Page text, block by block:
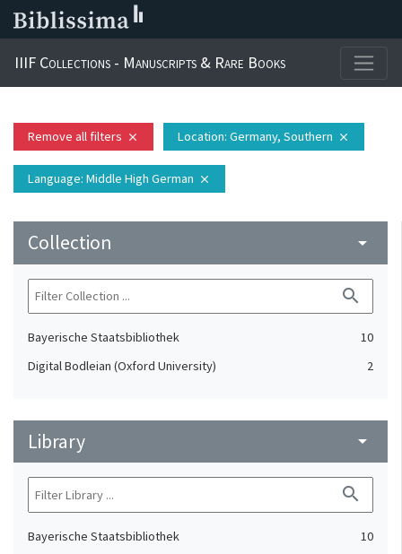
IIIF Collections - Manuscripts & Rare Books
Remove all filters close Location: Germany, Southern close
Language: Middle High German close
Collection arrow_drop_down
search
Bayerische Staatsbibliothek
10
Digital Bodleian (Oxford University)
2
Library arrow_drop_down
search
Bayerische Staatsbibliothek
10